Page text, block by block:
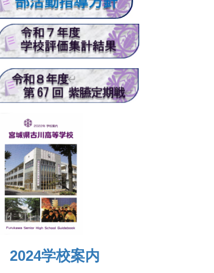
2024学校案内